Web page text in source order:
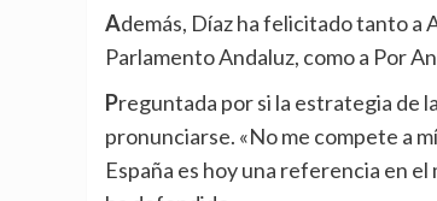
Además, Díaz ha felicitado tanto a Adelante Andalucía, que ha conseguido ocho representantes en el
Parlamento Andaluz, como a Por
Preguntada por si la estrategia de la izquierda española debe replantearse, Díaz ha evitado
pronunciarse. «No me compete a
España es hoy una referencia en el